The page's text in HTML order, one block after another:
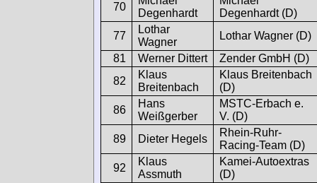
70
Degenhardt
Degenhardt (D)
77
Lothar
Wagner
Lothar Wagner (D)
81
Werner Dittert
Zender GmbH (D)
82
Klaus
Breitenbach
Klaus Breitenbach
(D)
86
Hans
Weißgerber
MSTC-Erbach e.
V. (D)
89
Dieter Hegels
Rhein-Ruhr-
Racing-Team (D)
92
Klaus
Assmuth
Kamei-Autoextras
(D)